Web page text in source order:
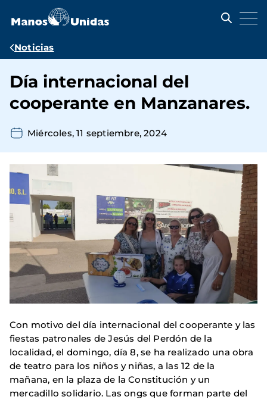
contenido
Ruta
navegación
Noticias
Día internacional del
cooperante en Manzanares.
Miércoles, 11 septiembre, 2024
Con motivo del día internacional del cooperante y las
fiestas patronales de Jesús del Perdón de la
localidad, el domingo, día 8, se ha realizado una obra
de teatro para los niños y niñas, a las 12 de la
mañana, en la plaza de la Constitución y un
mercadillo solidario. Las ongs que forman parte del